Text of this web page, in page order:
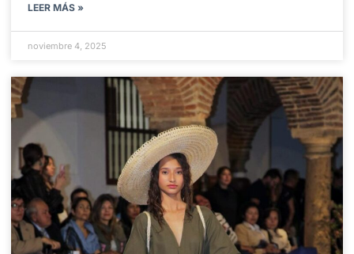
LEER MÁS »
noviembre 4, 2025